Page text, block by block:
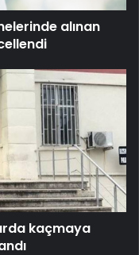
alınan
kaçmaya